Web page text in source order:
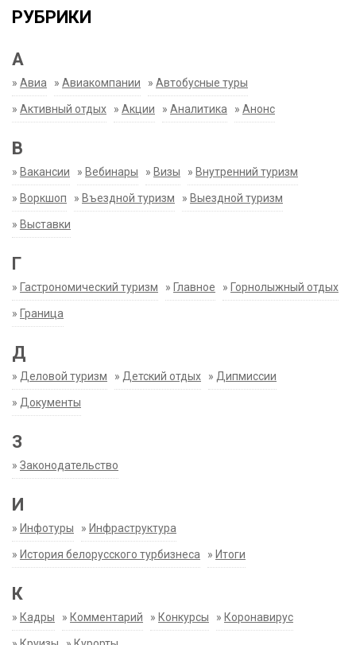
РУБРИКИ
А
» Авиа » Авиакомпании » Автобусные туры
» Активный отдых » Акции » Аналитика » Анонс
В
» Вакансии » Вебинары » Визы » Внутренний туризм
» Воркшоп » Въездной туризм » Выездной туризм
» Выставки
Г
» Гастрономический туризм » Главное » Горнолыжный отдых
» Граница
Д
» Деловой туризм » Детский отдых » Дипмиссии
» Документы
З
» Законодательство
И
» Инфотуры » Инфраструктура
» История белорусского турбизнеса » Итоги
К
» Кадры » Комментарий » Конкурсы » Коронавирус